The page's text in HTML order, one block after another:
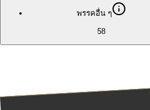
พรรคอื่น ๆ
58